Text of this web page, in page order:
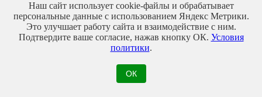
Наш сайт использует cookie-файлы и обрабатывает
персональные данные с использованием Яндекс Метрики.
Это улучшает работу сайта и взаимодействие с ним.
Подтвердите ваше согласие, нажав кнопку ОК. Условия
политики.
ОК